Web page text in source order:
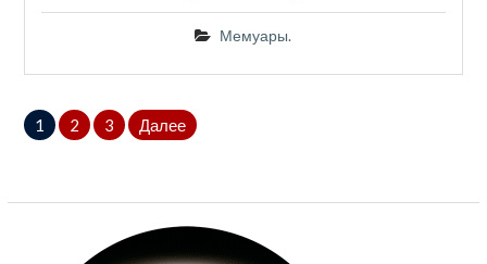
Мемуары.
Пагинация
записей
1 2 3 Далее